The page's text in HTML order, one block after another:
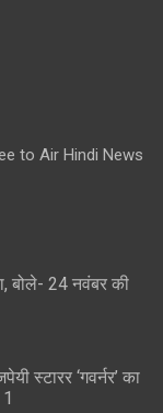
to Air Hindi News
बोले- 24 नवंबर की
स्टारर ‘गवर्नर’ का